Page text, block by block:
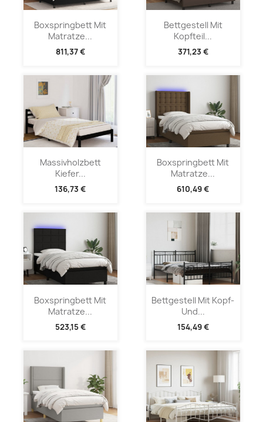
Boxspringbett Mit
Matratze...
811,37 €
Bettgestell Mit
Kopfteil...
371,23 €
Massivholzbett
Kiefer...
136,73 €
Boxspringbett Mit
Matratze...
610,49 €
Boxspringbett Mit
Matratze...
523,15 €
Bettgestell Mit Kopf-
Und...
154,49 €